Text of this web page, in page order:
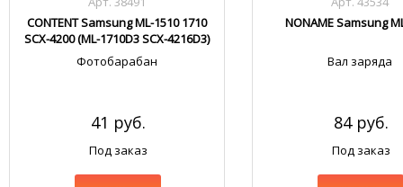
CONTENT Samsung ML-1510 1710
SCX-4200 (ML-1710D3 SCX-4216D3)
Фотобарабан
41 руб.
Под заказ
NONAME Samsung
Вал заряда
84 руб.
Под заказ